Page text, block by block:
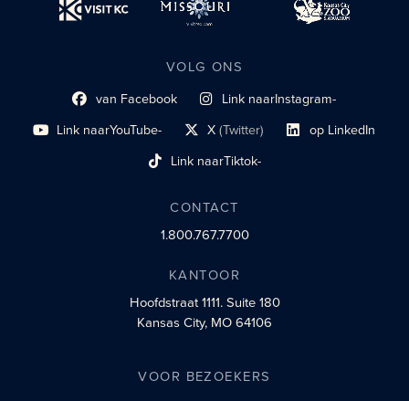
VOLG ONS
Link naar sociaal profiel
van Facebook Link naarInstagram-
sociaal profiel
Link naarYouTube-
sociaal profiel X(Twitter)
sociaal profiellink Link naar sociaal
op LinkedIn
Link naarTiktok-
sociaalprofiel
CONTACT
1.800.767.7700
KANTOOR
Hoofdstraat 1111.Suite 180
Kansas City, MO 64106
VOOR BEZOEKERS